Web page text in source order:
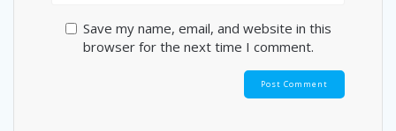
Save my name, email, and website in this
browser for the next time I comment.